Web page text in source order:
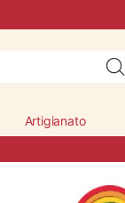
Artigianato